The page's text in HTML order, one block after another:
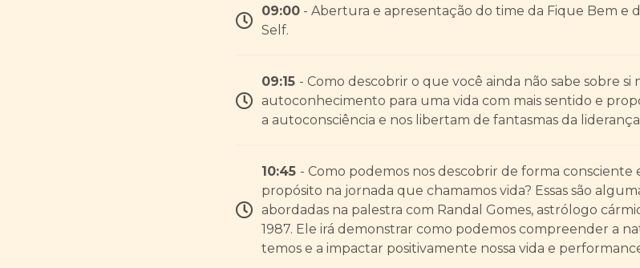
09:00 - Abertura e apresentação do time da Fique Bem e
Self.
09:15 - Como descobrir o que você ainda não sabe sobre si
autoconhecimento para uma vida com mais sentido e
a autoconsciência e nos libertam de fantasmas da
10:45 - Como podemos nos descobrir de forma consciente
propósito na jornada que chamamos vida? Essas são
abordadas na palestra com Randal Gomes, astrólogo
1987. Ele irá demonstrar como podemos compreender a
temos e a impactar positivamente nossa vida e